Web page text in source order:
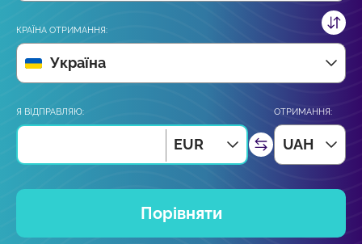
КРАЇНА ОТРИМАННЯ:
Україна
Я ВІДПРАВЛЯЮ:
EUR
ОТРИМАННЯ:
UAH
Порівняти